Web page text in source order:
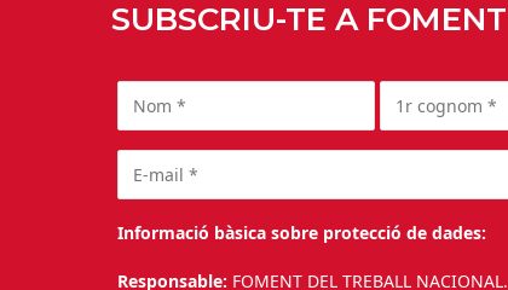
SUBSCRIU-TE A FOMENT
Informació bàsica sobre protecció de dades:
Responsable: FOMENT DEL TREBALL NACIONAL.